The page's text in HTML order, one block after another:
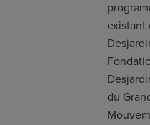
existant
du